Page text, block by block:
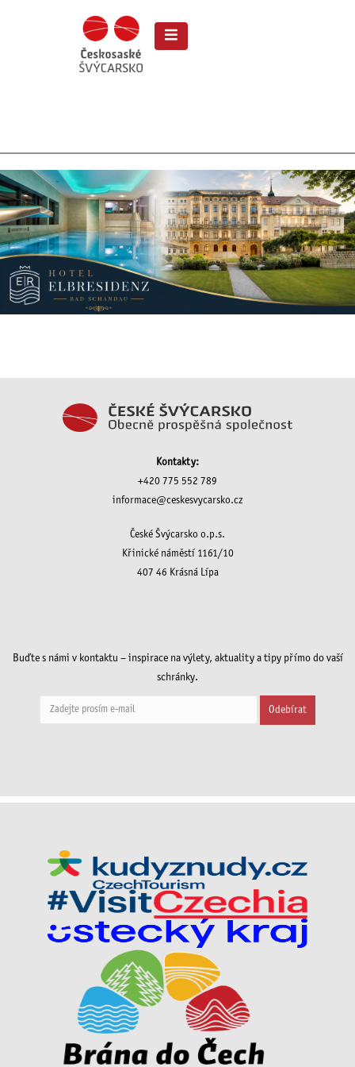
Kontakty:
+420 775 552 789
informace@ceskesvycarsko.cz
České Švýcarsko o.p.s.
Křinické náměstí 1161/10
407 46 Krásná Lípa
Buďte s námi v kontaktu – inspirace na výlety, aktuality a tipy přímo do vaší
schránky.
Odebírat